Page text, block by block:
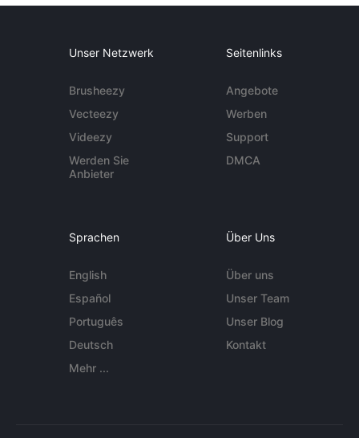
Unser Netzwerk
Brusheezy
Vecteezy
Videezy
Werden Sie
Anbieter
Seitenlinks
Angebote
Werben
Support
DMCA
Sprachen
English
Español
Português
Deutsch
Mehr ...
Über Uns
Über uns
Unser Team
Unser Blog
Kontakt